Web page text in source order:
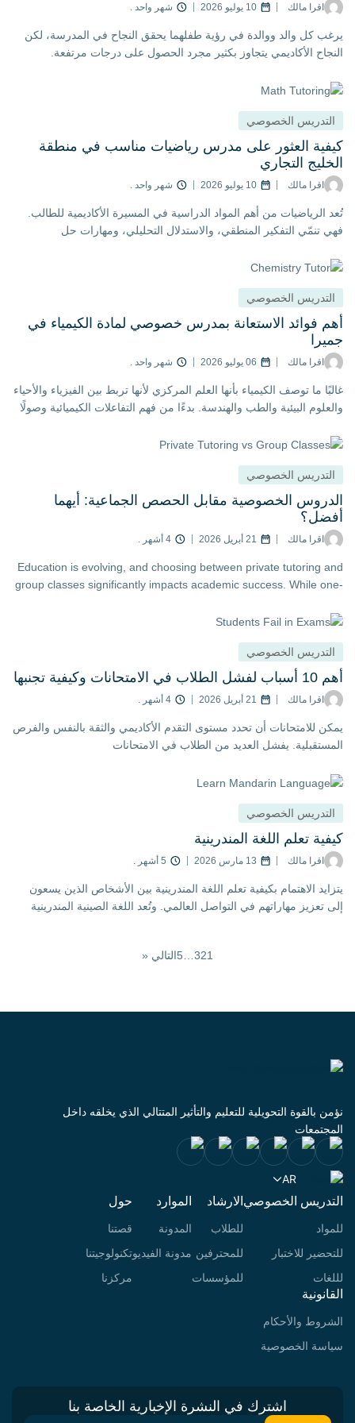
اقرا مالك شهر واحد .
كل والد ووالدة في رؤية طفلهما يحقق النجاح في المدرسة، لكن
الأكاديمي يتجاوز بكثير مجرد الحصول على درجات مرتفعة.
الخصوصي
العثور على مدرس رياضيات مناسب في منطقة
التجاري
اقرا مالك شهر واحد .
الرياضيات من أهم المواد الدراسية في المسيرة الأكاديمية للطالب.
تنمّي التفكير المنطقي، والاستدلال التحليلي، ومهارات حل
الخصوصي
فوائد الاستعانة بمدرس خصوصي لمادة الكيمياء في
اقرا مالك شهر واحد .
ما توصف الكيمياء بأنها العلم المركزي لأنها تربط بين الفيزياء والأحياء
البيئية والطب والهندسة. بدءًا من فهم التفاعلات الكيميائية وصولًا
الخصوصي
الخصوصية مقابل الحصص الجماعية: أيهما
اقرا مالك
Education is evolving, and choosing between private tutoring
group classes significantly impacts academic success. While
الخصوصي
اقرا مالك
للامتحانات أن تحدد مستوى التقدم الأكاديمي والثقة بالنفس والفرص
يفشل العديد من الطلاب في الامتحانات
الخصوصي
تعلم اللغة المندرينية
اقرا مالك
الاهتمام بكيفية تعلم اللغة المندرينية بين الأشخاص الذين يسعون
مهاراتهم في التواصل العالمي. وتُعد اللغة الصينية المندرينية
5التالي «
بالقوة التحويلية للتعليم والتأثير المتتالي الذي يخلقه داخل
الخصوصي
للاختبار
الارشاد
للطلاب
للمحترفين
للمؤسسات
الموارد
المدونة
مدونة الفيديو
حول
قصتنا
تكنولوجيتنا
مركزنا
والأحكام
الخصوصية
اشترك في النشرة الإخبارية الخاصة بنا